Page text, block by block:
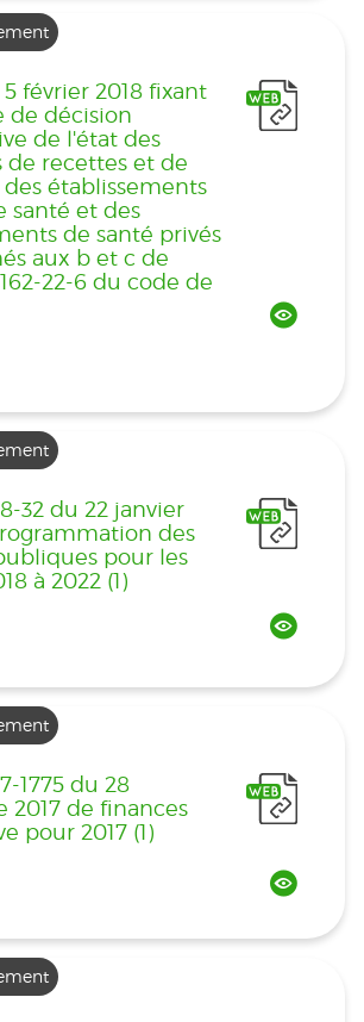
février 2018 fixant
de décision
de l'état des
de recettes et de
établissements
santé et des
de santé privés
aux b et c de
22-6 du code de
32 du 22 janvier
des
pour les
à 2022 (1)
1775 du 28
2017 de finances
pour 2017 (1)